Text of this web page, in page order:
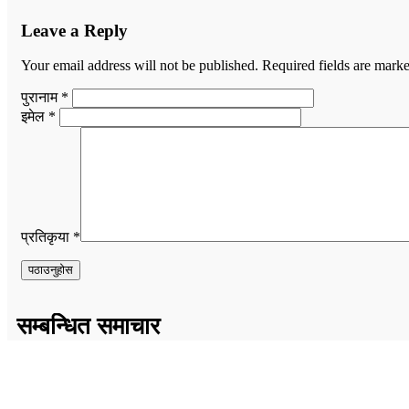
Leave a Reply
Your email address will not be published. Required fields are
पुरानाम *
इमेल *
प्रतिकृया *
सम्बन्धित समाचार